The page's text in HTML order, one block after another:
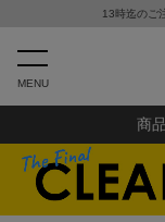
13時迄のご
MENU
商